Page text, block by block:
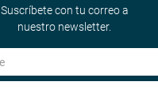
Suscríbete con tu correo a
nuestro newsletter.